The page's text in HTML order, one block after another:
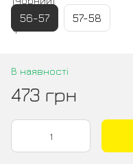
56-57 57-58
В наявності
473 грн